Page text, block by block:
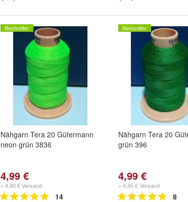
Bestseller
Nähgarn Tera 20 Gütermann
neon grün 3836
4,99 €
+ 4,90 € Versand
14
Bestseller
Nähgarn Tera 20
grün 396
4,99 €
+ 4,90 € Versand
8